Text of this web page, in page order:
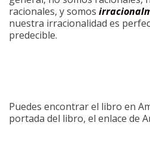
racionales, y somos
nuestra irracionalidad es
predecible.
Puedes encontrar el libro en
portada del libro, el enlace de